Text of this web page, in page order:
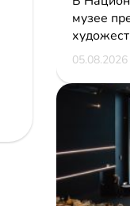
музее